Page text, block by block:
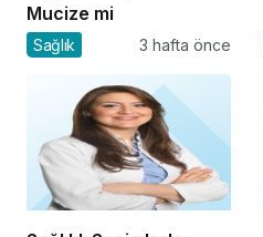
Mucize mi
Sağlık 3 hafta önce